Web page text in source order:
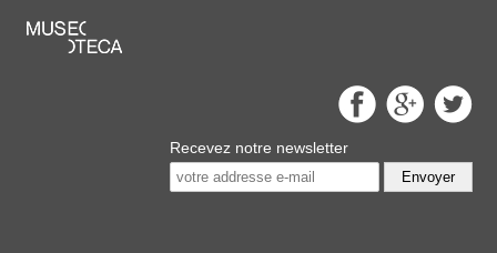
Recevez notre newsletter
Envoyer